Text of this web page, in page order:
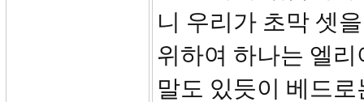
니 우리가 초막 셋
위하여 하나는 엘
말도 있듯이 베드